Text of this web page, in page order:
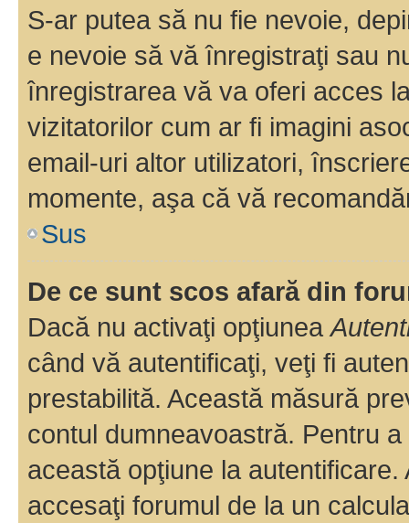
S-ar putea să nu fie nevoie,
e nevoie să vă înregistraţi sau
înregistrarea vă va oferi acces
vizitatorilor cum ar fi imagini
email-uri altor utilizatori,
momente, aşa că vă
Sus
De ce sunt scos afară din
Dacă nu activaţi opţiunea
când vă autentificaţi, veţi fi
prestabilită. Această măsură
contul dumneavoastră. Pentru
această opţiune la
accesaţi forumul de la un